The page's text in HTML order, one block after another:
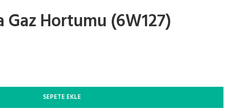
Hortumu (6W127)
SEPETE EKLE